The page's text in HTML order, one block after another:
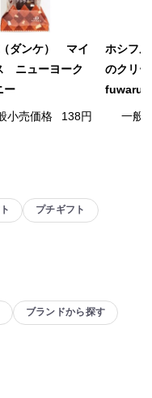
ダンケ） マイ
ニューヨーク
ー
小売価格 138円
ホシフ
のクリ
fuwaru
一般
プチギフト
ブランドから探す